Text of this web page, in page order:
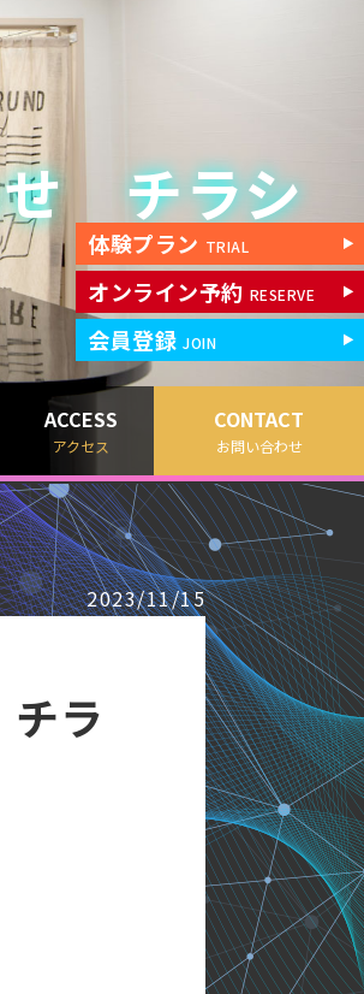
ACCESS
アクセス
CONTACT
お問い合わせ
チラシ
体験プラン TRIAL
オンライン予約 RESERVE
会員登録 JOIN
2023/11/15
ラ